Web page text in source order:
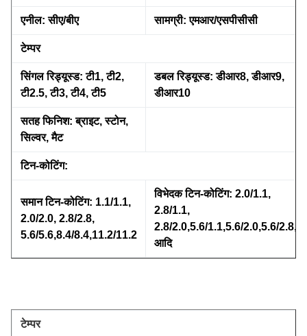
एनील: सीए/बीए सामग्री: एमआर/एसपीसीसी
टेम्पर
सिंगल रिड्यूस्ड: टी1, टी2,
टी2.5, टी3, टी4, टी5
डबल रिड्यूस्ड: डीआर8, डीआर9,
डीआर10
सतह फिनिश: ब्राइट, स्टोन,
सिल्वर, मैट
टिन-कोटिंग:
समान टिन-कोटिंग: 1.1/1.1,
2.0/2.0, 2.8/2.8,
5.6/5.6,8.4/8.4,11.2/11.2
विभेदक टिन-कोटिंग: 2.0/1.1,
2.8/1.1,
2.8/2.0,5.6/1.1,5.6/2.0,5.6/2.8,
आदि
टेम्पर